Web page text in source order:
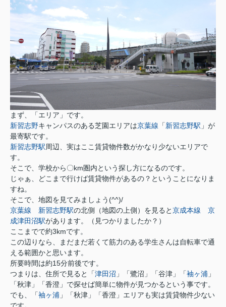
まず、「エリア」です。
新習志野キャンパスのある芝園エリアは京葉線 「新習志野駅 」が
最寄駅です。
新習志野駅周辺、実はここ賃貸物件数がかなり少ないエリアで
す。
そこで、学校から〇km圏内という探し方になるのです。
じゃぁ、どこまで行けば賃貸物件があるの？ということになりま
すね。
そこで、地図を見てみましょう(^^)/
京葉線
新習志野駅の北側（地図の上側）を見ると京成本線
京
成津田沼駅があります。（見つかりましたか？）
ここまでで約3kmです。
この辺りなら、まだまだ若くて筋力のある学生さんは自転車で通
える範囲かと思います。
所要時間は約15分前後です。
つまりは、住所で見ると「津田沼 」「鷺沼」「谷津」「袖ヶ浦 」
「秋津」「香澄」で探せば簡単に物件が見つかるという事です。
でも、「袖ヶ浦 」「秋津」「香澄」エリアも実は賃貸物件少ない